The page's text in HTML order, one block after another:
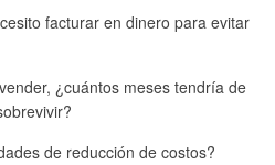
facturar en dinero para evitar
¿cuántos meses tendría de
de reducción de costos?